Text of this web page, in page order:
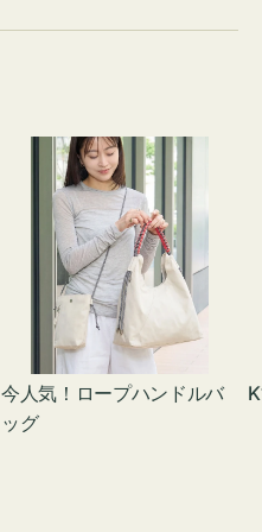
今人気！ロープハンドルバ
ッグ